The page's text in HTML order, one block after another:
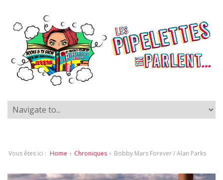
Vous êtes ici : Home › Chroniques › Bobby Mars Forever / Alan Parks